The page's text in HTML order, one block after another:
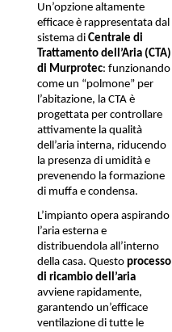
Un’opzione altamente
efficace è rappresentata dal
sistema di Centrale di
Trattamento dell’Aria (CTA)
di Murprotec: funzionando
come un “polmone” per
l’abitazione, la CTA è
progettata per controllare
attivamente la qualità
dell’aria interna, riducendo
la presenza di umidità e
prevenendo la formazione
di muffa e condensa.
L’impianto opera aspirando
l’aria esterna e
distribuendola all’interno
della casa. Questo processo
di ricambio dell’aria
avviene rapidamente,
garantendo un’efficace
ventilazione di tutte le